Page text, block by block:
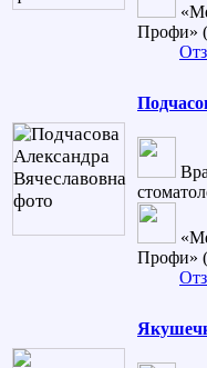
Профи»
Профи»